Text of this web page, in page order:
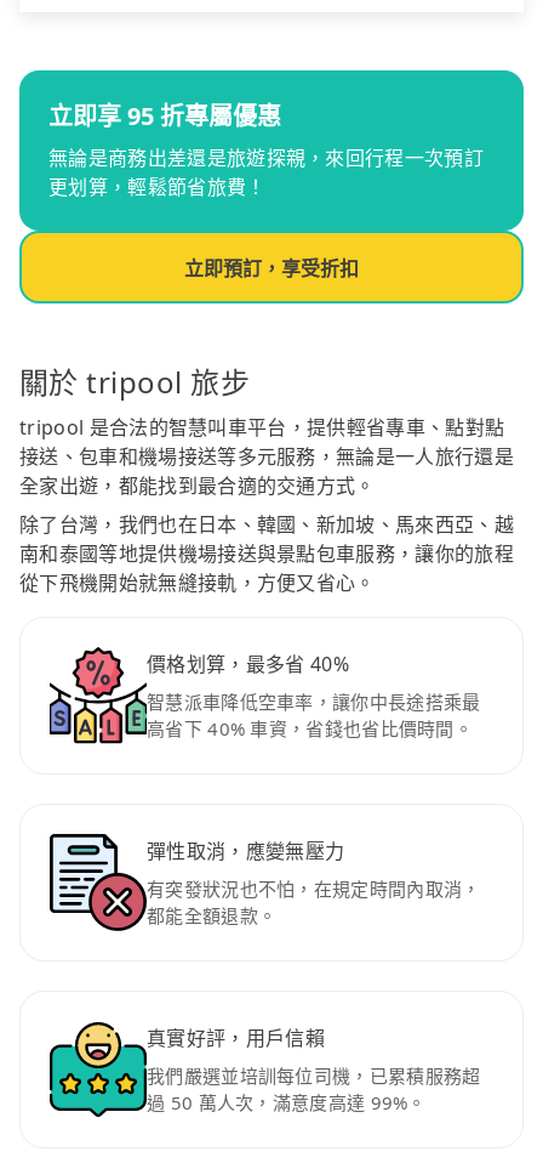
立即享 95 折專屬優惠
無論是商務出差還是旅遊探親，來回行程一次預訂
更划算，輕鬆節省旅費！
立即預訂，享受折扣
關於 tripool 旅步
tripool 是合法的智慧叫車平台，提供輕省專車、點對點
接送、包車和機場接送等多元服務，無論是一人旅行還是
全家出遊，都能找到最合適的交通方式。
除了台灣，我們也在日本、韓國、新加坡、馬來西亞、越
南和泰國等地提供機場接送與景點包車服務，讓你的旅程
從下飛機開始就無縫接軌，方便又省心。
價格划算，最多省 40%
智慧派車降低空車率，讓你中長途搭乘最
高省下 40% 車資，省錢也省比價時間。
彈性取消，應變無壓力
有突發狀況也不怕，在規定時間內取消，
都能全額退款。
真實好評，用戶信賴
我們嚴選並培訓每位司機，已累積服務超
過 50 萬人次，滿意度高達 99%。